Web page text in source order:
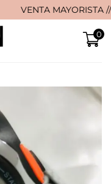
VENTA MAYORISTA // 🚚
0